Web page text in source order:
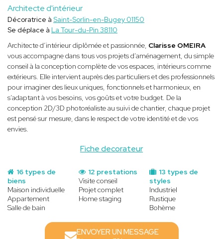
Architecte d'intérieur
Fiche decorateur
Décoratrice à Saint-Sorlin-en-Bugey 01150
Se déplace à La Tour-du-Pin 38110
Architecte d’intérieur diplômée et passionnée, Clarisse OMEIRA
vous accompagne dans tous vos projets d’aménagement, du simple
conseil à la conception complète de vos espaces, intérieurs comme
extérieurs. Elle intervient auprès des particuliers et des professionnels
pour imaginer des lieux uniques, fonctionnels et harmonieux, en
s’adaptant à vos besoins, vos goûts et votre budget. De la
conception 2D/3D photoréaliste au suivi de chantier, chaque projet
est pensé sur mesure, dans le respect de votre identité et de vos
envies.
16 types de
biens
Maison individuelle
Appartement
Salle de bain
13 types de
styles
Industriel
Rustique
Bohème
12 prestations
Visite conseil
Projet complet
Home staging
ENVOYER UN MESSAGE